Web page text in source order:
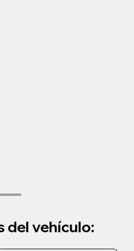
del vehículo: